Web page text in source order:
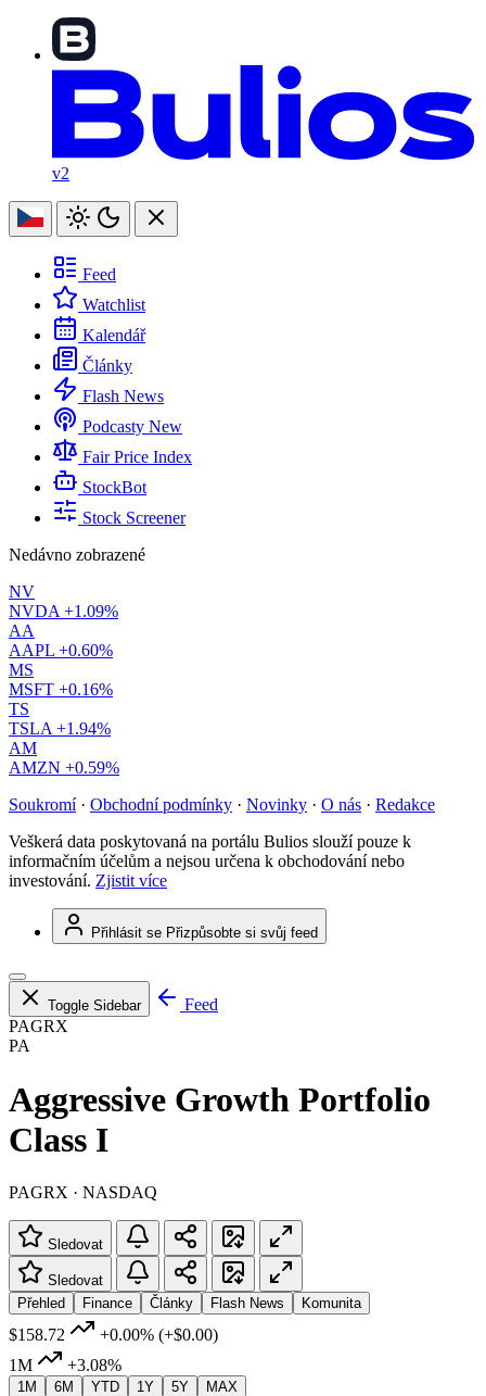
v2
Feed
Watchlist
Kalendář
Články
Flash News
Podcasty New
Fair Price Index
StockBot
Stock Screener
Nedávno zobrazené
NV
NVDA +1.09%
AA
AAPL +0.60%
MS
MSFT +0.16%
TS
TSLA +1.94%
AM
AMZN +0.59%
Soukromí · Obchodní podmínky · Novinky · O nás · Redakce
Veškerá data poskytovaná na portálu Bulios slouží pouze k
informačním účelům a nejsou určena k obchodování nebo
investování. Zjistit více
Přihlásit se Přizpůsobte si svůj feed
Toggle Sidebar
Feed
PAGRX
PA
Aggressive Growth Portfolio
Class I
PAGRX · NASDAQ
Sledovat
Sledovat
Přehled
Finance Články Flash News Komunita
$158.72 +0.00% (+$0.00)
1M
+3.08%
1M 6M YTD 1Y 5Y MAX